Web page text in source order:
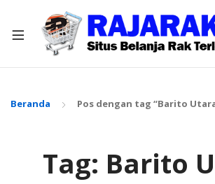
Beranda Pos dengan tag “Barito
Tag: Barito